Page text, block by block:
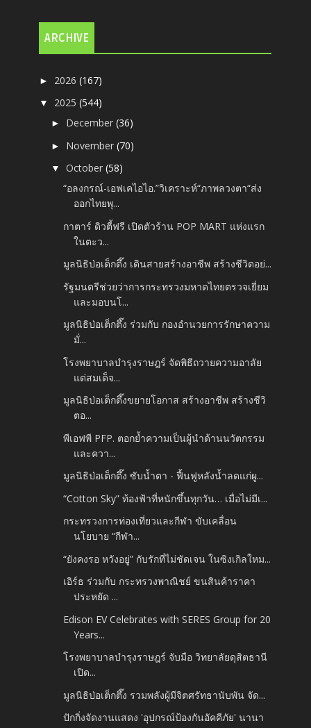
ARCHIVE
► 2026(167)
▼ 2025(544)
► December(36)
► November(70)
▼October(58)
“อลงกรณ์-เอฟเคไอไอ.”วิเคราะห์“ภาพลวงตา“ส่ง
ออกไทยพุ...
กาตาร์ ดิวตี้ฟรี เปิดตัวร้าน POP MART แห่งแรก
ในตะว...
มูลนิธิป่อเต็กตึ๊ง เดินสายสร้างอาชีพ สร้างชีวิตอย่...
รัฐมนตรีช่วยว่าการกระทรวงมหาดไทยตรวจเยี่ยม
และมอบนโ...
มูลนิธิป่อเต็กตึ๊ง ร่วมกับ กองอำนวยการรักษาความ
มั่...
โรงพยาบาลบำรุงราษฎร์ จัดพิธีถวายความอาลัย
แด่สมเด็จ...
มูลนิธิป่อเต็กตึ๊งขยายโอกาส สร้างอาชีพ สร้างชีวิ
ตอ...
พีเอฟพี PFP. ตอกย้ำความเป็นผู้นำด้านนวัตกรรม
และควา...
มูลนิธิป่อเต็กตึ๊ง ซับน้ำตา - ฟื้นฟูหลังน้ำลดแก่ผู...
“Cotton Sky” ท้องฟ้าที่หนักขึ้นทุกวัน… เมื่อไม่มีเ...
กระทรวงการท่องเที่ยวและกีฬา ขับเคลื่อน
นโยบาย “กีฬา...
“ยังคงรอ หวังอยู่” กับรักที่ไม่ชัดเจน ในซิงเกิลใหม...
เอิร์ธ ร่วมกับ กระทรวงพาณิชย์ ขนสินค้าราคา
ประหยัด ...
Edison EV Celebrates with SERES Group for 20
Years...
โรงพยาบาลบำรุงราษฎร์ จับมือ วิทยาลัยดุสิตธานี
เปิด...
มูลนิธิป่อเต็กตึ๊ง รวมพลังผู้มีจิตศรัทธานับพัน จัด...
ปักกิ่งจัดงานแสดง 'อุปกรณ์ป้องกันอัคคีภัย' นานา